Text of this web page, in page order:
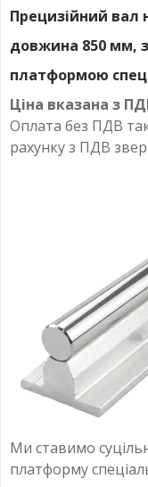
Прецизійний вал
довжина 850 мм,
платформою
Ціна вказана з
Оплата без ПДВ
рахунку з ПДВ
Ми ставимо
платформу